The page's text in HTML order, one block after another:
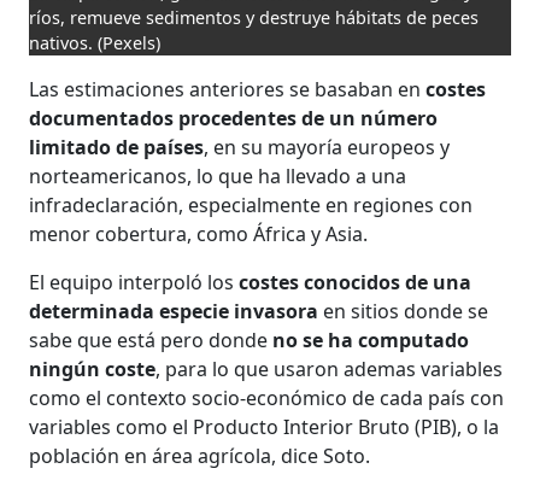
ríos, remueve sedimentos y destruye hábitats de peces
nativos. (Pexels)
Las estimaciones anteriores se basaban en costes
documentados procedentes de un número
limitado de países, en su mayoría europeos y
norteamericanos, lo que ha llevado a una
infradeclaración, especialmente en regiones con
menor cobertura, como África y Asia.
El equipo interpoló loscostes conocidos de una
determinada especie invasora en sitios donde se
sabe que está pero donde no se ha computado
ningún coste, para lo que usaron ademas variables
como el contexto socio-económico de cada país con
variables como el Producto Interior Bruto (PIB), o la
población en área agrícola, dice Soto.